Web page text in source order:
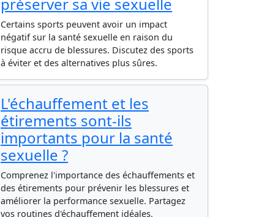
Certains sports peuvent avoir un impact
négatif sur la santé sexuelle en raison du
risque accru de blessures. Discutez des sports
à éviter et des alternatives plus sûres.
L'échauffement et les
étirements sont-ils
importants pour la santé
sexuelle ?
Comprenez l'importance des échauffements et
des étirements pour prévenir les blessures et
améliorer la performance sexuelle. Partagez
vos routines d'échauffement idéales.